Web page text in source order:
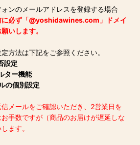
ンのメールアドレスを登録する場合
に必ず「@yoshidawines.com」ドメイ
いします。
方法は下記をご参照ください。
設定
ター機能
の個別設定
メールをご確認いただき、2営業日を
手数ですが（商品のお届けが遅延しな
ます。